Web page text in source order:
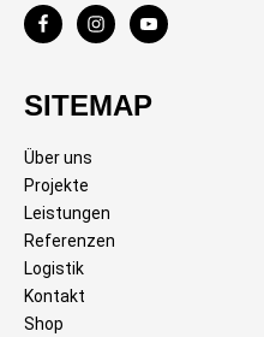
SITEMAP
Über uns
Projekte
Leistungen
Referenzen
Logistik
Kontakt
Shop